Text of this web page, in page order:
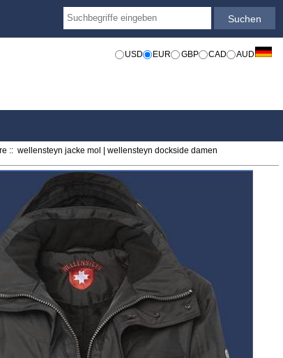
USD EUR GBP CAD AUD
:: wellensteyn jacke mol | wellensteyn dockside damen